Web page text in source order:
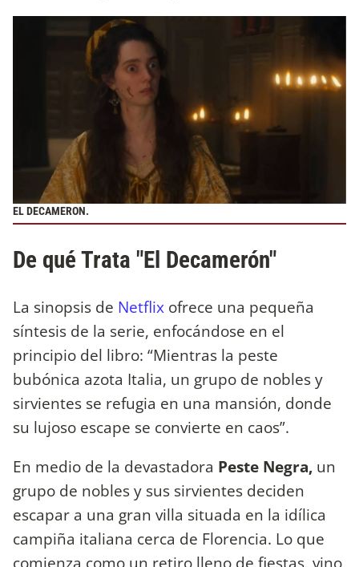
EL DECAMERON.
De qué Trata "El Decamerón"
La sinopsis de Netflix ofrece una pequeña
síntesis de la serie, enfocándose en el
principio del libro: “Mientras la peste
bubónica azota Italia, un grupo de nobles y
sirvientes se refugia en una mansión, donde
su lujoso escape se convierte en caos”.
En medio de la devastadora Peste Negra, un
grupo de nobles y sus sirvientes deciden
escapar a una gran villa situada en la idílica
campiña italiana cerca de Florencia. Lo que
comienza como un retiro lleno de fiestas, vino